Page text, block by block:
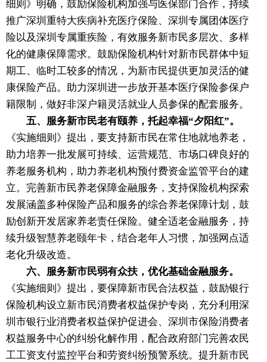
细则》明确，鼓励保险机构加强与医保部门合作，持续
推广深圳重特大疾病补充医疗保险、深圳专属团体医疗
险以及深圳专属重疾险，有效服务新市民多层次、多样
化的健康保障需求。鼓励保险机构针对新市民群体中短
期工、临时工较多的情况，为新市民提供更加灵活的健
康保险产品。助力深圳进一步放开基本医疗保险参保户
籍限制，做好非深户籍灵活就业人员参保的配套服务。
五、服务新市民老有颐养，托起幸福“夕阳红”。
《实施细则》提出，要支持新市民在常住地就地养老，
助力培养一批发展可持续、运营规范、市场口碑良好的
养老服务机构，助力养老机构预付费资金监管平台的建
立。完善新市民养老保障金融服务，支持保险机构探索
发展涵盖多种保险产品和服务的综合养老保障计划，鼓
励创新开发居家养老责任保险。健全适老金融服务，持
续升级智慧养老颐年卡，结合老年人习惯，加强网点适
老化升级改造。
六、服务新市民弱有众扶，优化基础金融服务。
《实施细则》提出，要保障新市民合法权益，鼓励银行
保险机构设立新市民消费者权益保护专岗，充分利用深
圳市银行业消费者权益保护促进会、深圳市保险消费者
权益服务中心的纠纷化解作用，配合政府部门完善农民
工工资支付监控平台和劳资纠纷预警系统。提升新市民